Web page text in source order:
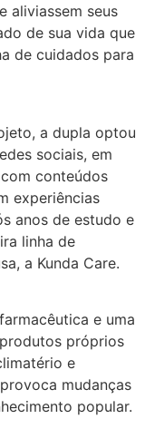
aliviassem seus
de sua vida que
de cuidados para
a dupla optou
sociais, em
conteúdos
experiências
anos de estudo e
linha de
a Kunda Care.
e uma
próprios
e
mudanças
popular.